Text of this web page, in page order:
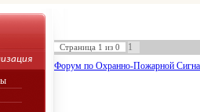
Страница 1 из 0
1
Форум по Охранно-Пожарной